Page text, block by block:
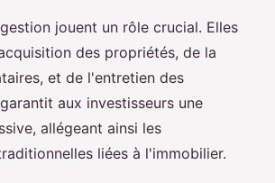
jouent un rôle crucial. Elles
des propriétés, de la
et de l'entretien des
aux investisseurs une
allégeant ainsi les
liées à l'immobilier.